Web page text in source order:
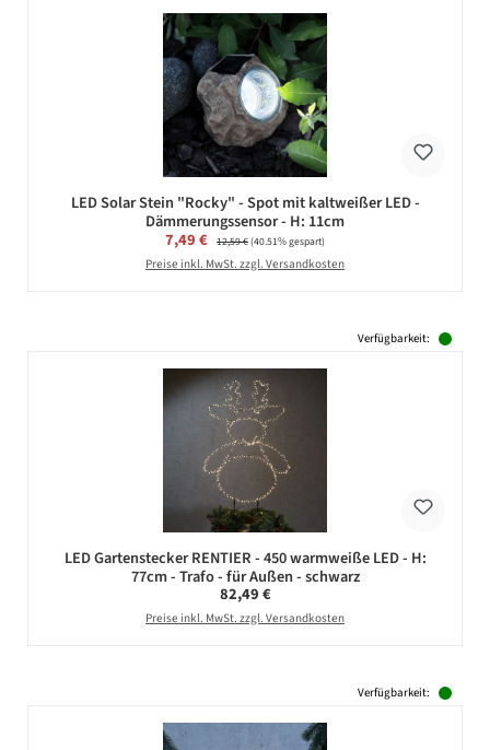
LED Solar Stein "Rocky" - Spot mit kaltweißer LED -
Dämmerungssensor - H: 11cm
Verkaufspreis:
7,49 € Regulärer Preis:
12,59 €(40.51% gespart)
Preise inkl. MwSt. zzgl. Versandkosten
Verfügbarkeit:
LED Gartenstecker RENTIER - 450 warmweiße LED - H:
77cm - Trafo - für Außen - schwarz
Regulärer Preis:
82,49 €
Preise inkl. MwSt. zzgl. Versandkosten
Verfügbarkeit: